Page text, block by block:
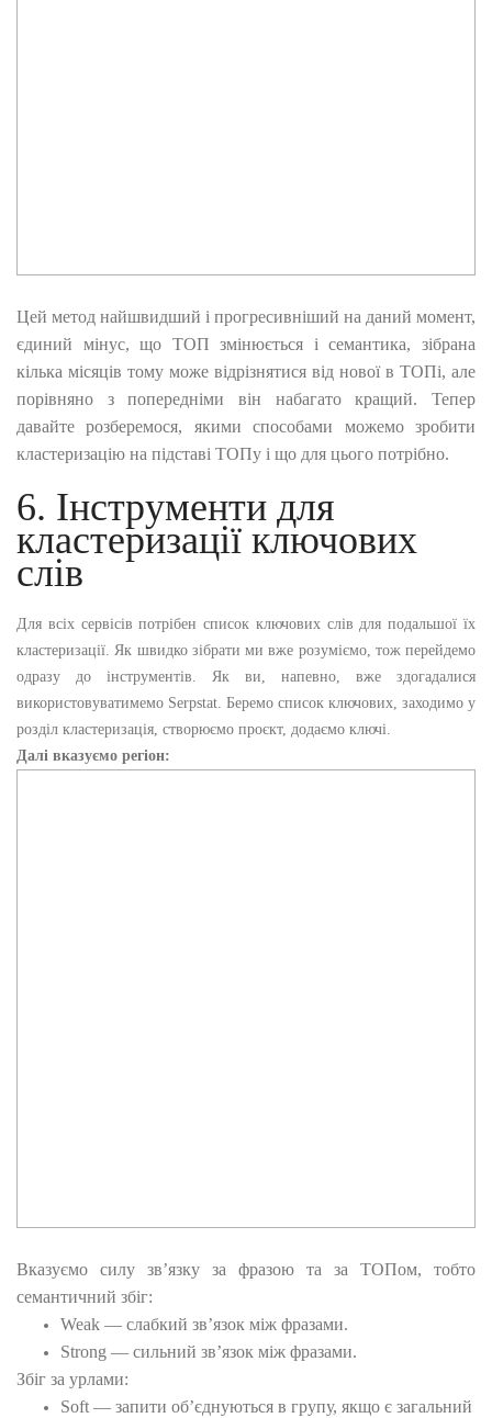
Цей метод найшвидший і прогресивніший на даний момент,
єдиний мінус, що ТОП змінюється і семантика, зібрана
кілька місяців тому може відрізнятися від нової в ТОПі, але
порівняно з попередніми він набагато кращий. Тепер
давайте розберемося, якими способами можемо зробити
кластеризацію на підставі ТОПу і що для цього потрібно.
6. Інструменти для
кластеризації ключових
слів
Для всіх сервісів потрібен список ключових слів для подальшої їх
кластеризації. Як швидко зібрати ми вже розуміємо, тож перейдемо
одразу до інструментів. Як ви, напевно, вже здогадалися
використовуватимемо Serpstat. Беремо список ключових, заходимо у
розділ кластеризація, створюємо проєкт, додаємо ключі.
Далі вказуємо регіон:
Вказуємо силу зв’язку за фразою та за ТОПом, тобто
семантичний збіг:
Weak — слабкий зв’язок між фразами.
Strong — сильний зв’язок між фразами.
Збіг за урлами:
Soft — запити об’єднуються в групу, якщо є загальний